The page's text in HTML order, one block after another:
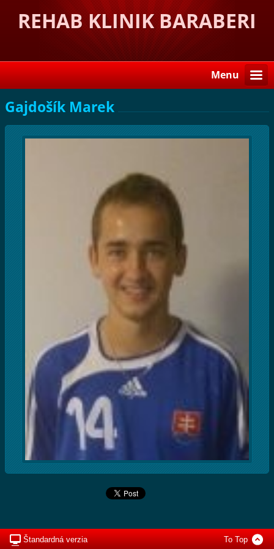
REHAB KLINIK BARABERI
Menu
Gajdošík Marek
Štandardná verzia To Top